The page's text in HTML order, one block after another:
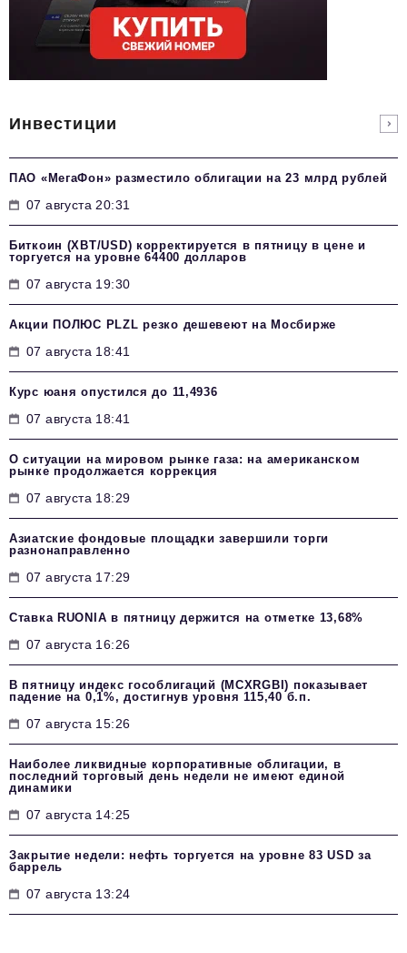
Инвестиции
ПАО «МегаФон» разместило облигации на 23 млрд рублей
07 августа 20:31
Биткоин (XBT/USD) корректируется в пятницу в цене и
торгуется на уровне 64400 долларов
07 августа 19:30
Акции ПОЛЮС PLZL резко дешевеют на Мосбирже
07 августа 18:41
Курс юаня опустился до 11,4936
07 августа 18:41
О ситуации на мировом рынке газа: на американском
рынке продолжается коррекция
07 августа 18:29
Азиатские фондовые площадки завершили торги
разнонаправленно
07 августа 17:29
Ставка RUONIA в пятницу держится на отметке 13,68%
07 августа 16:26
В пятницу индекс гособлигаций (MCXRGBI) показывает
падение на 0,1%, достигнув уровня 115,40 б.п.
07 августа 15:26
Наиболее ликвидные корпоративные облигации, в
последний торговый день недели не имеют единой
динамики
07 августа 14:25
Закрытие недели: нефть торгуется на уровне 83 USD за
баррель
07 августа 13:24